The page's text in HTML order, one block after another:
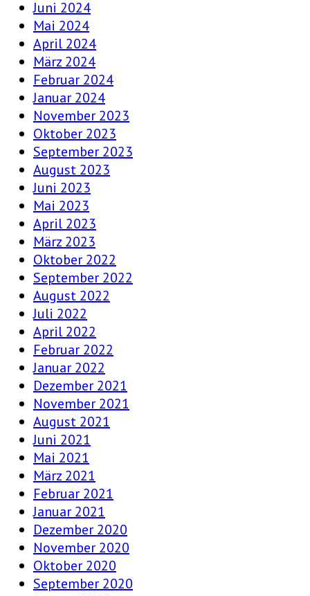
Juni 2024
Mai 2024
April 2024
März 2024
Februar 2024
Januar 2024
November 2023
Oktober 2023
September 2023
August 2023
Juni 2023
Mai 2023
April 2023
März 2023
Oktober 2022
September 2022
August 2022
Juli 2022
April 2022
Februar 2022
Januar 2022
Dezember 2021
November 2021
August 2021
Juni 2021
Mai 2021
März 2021
Februar 2021
Januar 2021
Dezember 2020
November 2020
Oktober 2020
September 2020